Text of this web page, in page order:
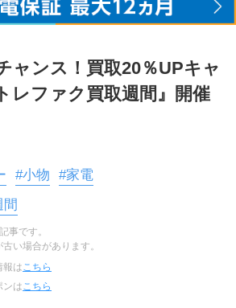
ャンス！買取20％UPキャ
レファク買取週間』開催
#小物
#家電
間
事です。
い場合があります。
報はこちら
ンはこちら